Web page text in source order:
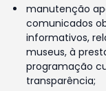
manutenção
comunicados
informativos,
museus, à
programação
transparência;